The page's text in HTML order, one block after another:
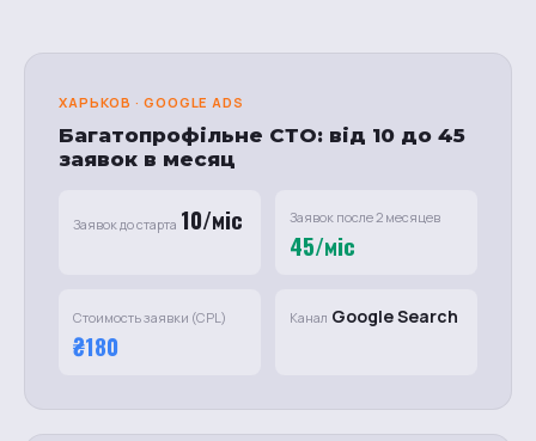
ХАРЬКОВ · GOOGLE ADS
Багатопрофільне СТО: від 10 до 45
заявок в месяц
Заявок до старта 10/міс Заявок после 2 месяцев
45/міс
Стоимость заявки (CPL)
₴180
Канал Google Search